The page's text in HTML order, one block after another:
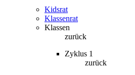
Kidsrat
Klassenrat
Klassen
zurück
Zyklus 1
zurück